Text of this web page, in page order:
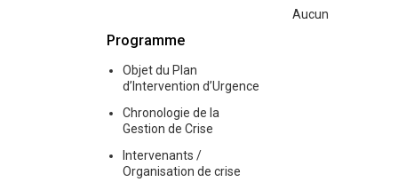
Programme
Objet du Plan
d’Intervention d’Urgence
Chronologie de la
Gestion de Crise
Intervenants /
Organisation de crise
Aucun